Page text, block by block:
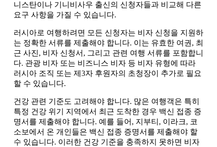
니스탄이나 기니비사우 출신의 신청자들과 비교해 다른
요구 사항을 가질 수 있습니다.
러시아로 여행하려면 모든 신청자는 비자 신청을 지원하
는 정확한 서류를 제출해야 합니다. 이는 유효한 여권, 최
근 사진, 비자 신청서, 그리고 관련 여행 서류를 포함합니
다. 관광 비자 또는 비즈니스 비자 등 비자 유형에 따라
러시아 조직 또는 제3자 후원자의 초청장이 추가로 필요
할 수 있습니다.
건강 관련 기준도 고려해야 합니다. 많은 여행객은 특히
특정 건강 위기 지역에서 최근 도착한 경우 백신 접종 증
명서를 제출해야 합니다. 예를 들어, 지부티, 이라크, 코
소보에서 온 개인들은 백신 접종 증명서를 제출해야 할
수 있습니다. 이러한 건강 기준을 충족하지 못하면 비자